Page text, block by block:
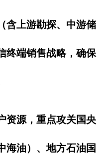
含上游勘探、中游储
终端销售战略，确保
资源，重点攻关国央
海油）、地方石油国